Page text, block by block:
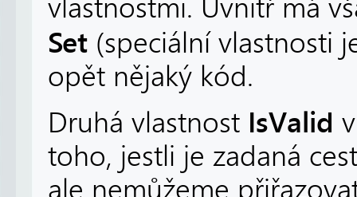
vlastnostmi. Uvnitř má
Set (speciální vlastnosti
opět nějaký kód.
Druhá vlastnost IsValid
toho, jestli je zadaná
ale nemůžeme